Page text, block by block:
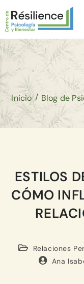
Inicio / Blog de
ESTILOS
CÓMO
Relaciones
Ana